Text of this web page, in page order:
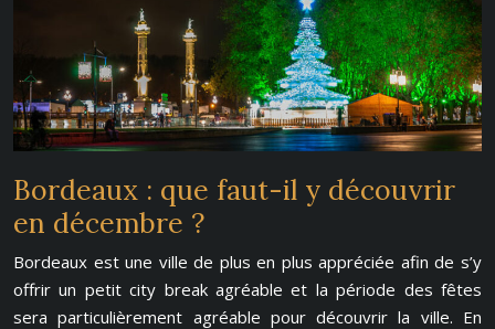
Bordeaux : que faut-il y découvrir
en décembre ?
Bordeaux est une ville de plus en plus appréciée afin de s’y
offrir un petit city break agréable et la période des fêtes
sera particulièrement agréable pour découvrir la ville. En